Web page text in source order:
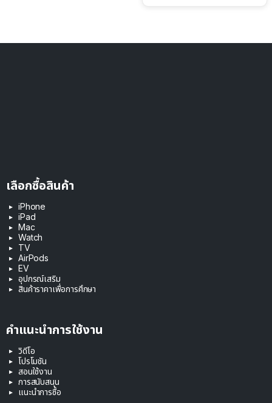
เลือกซื้อสินค้า
iPhone
iPad
Mac
Watch
TV
AirPods
EV
อุปกรณ์เสริม
สินค้าราคาเพื่อการศึกษา
คำแนะนำการใช้งาน
วิดีโอ
โปรโมชัน
สอนใช้งาน
การสนับสนุน
แนะนำการซื้อ